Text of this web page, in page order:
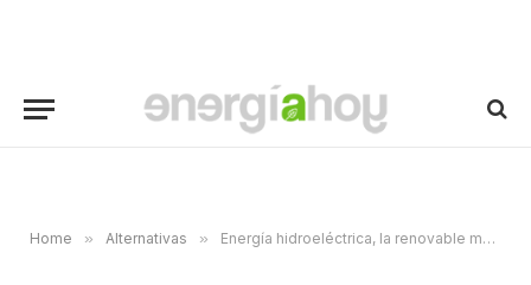
Home » Alternativas » Energía hidroeléctrica, la renovable más rentable